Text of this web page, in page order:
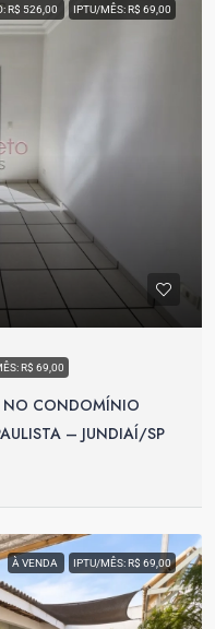
R$ 526,00 IPTU/MÊS: R$ 69,00
R$ 69,00
NO CONDOMÍNIO
– JUNDIAÍ/SP
À VENDA IPTU/MÊS: R$ 69,00